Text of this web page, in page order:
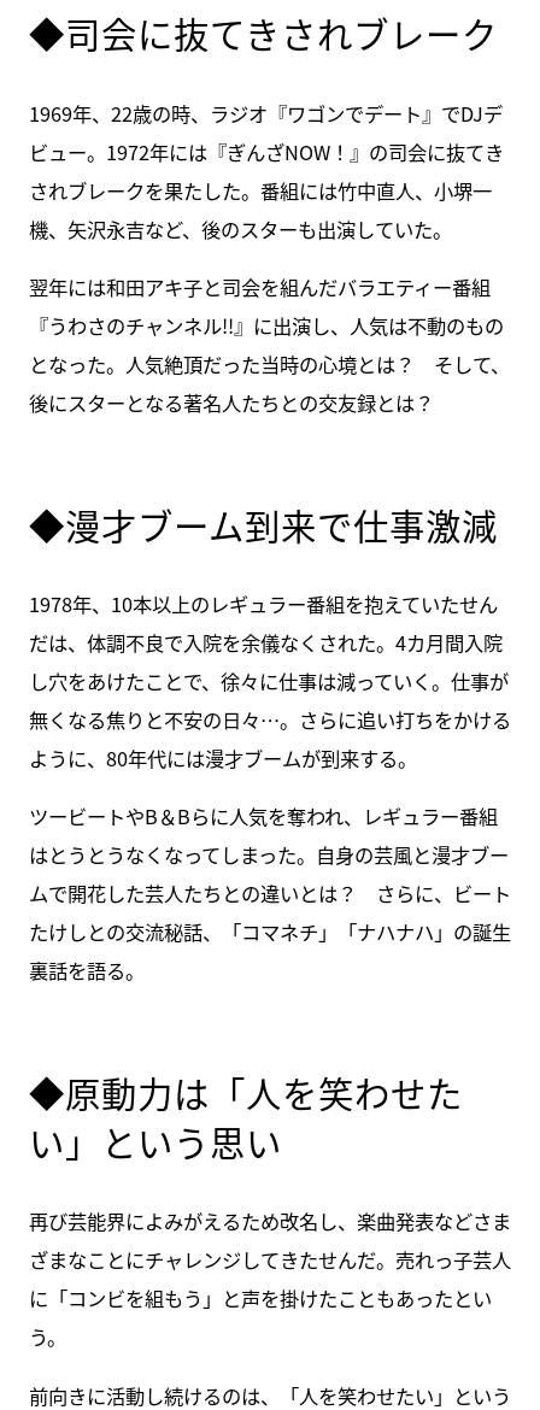
◆司会に抜てきされブレーク
1969年、22歳の時、ラジオ『ワゴンでデート』でDJデ
ビュー。1972年には『ぎんざNOW！』の司会に抜てき
されブレークを果たした。番組には竹中直人、小堺一
機、矢沢永吉など、後のスターも出演していた。
翌年には和田アキ子と司会を組んだバラエティー番組
『うわさのチャンネル!!』に出演し、人気は不動のもの
となった。人気絶頂だった当時の心境とは？ そして、
後にスターとなる著名人たちとの交友録とは？
◆漫才ブーム到来で仕事激減
1978年、10本以上のレギュラー番組を抱えていたせん
だは、体調不良で入院を余儀なくされた。4カ月間入院
し穴をあけたことで、徐々に仕事は減っていく。仕事が
無くなる焦りと不安の日々…。さらに追い打ちをかける
ように、80年代には漫才ブームが到来する。
ツービートやB＆Bらに人気を奪われ、レギュラー番組
はとうとうなくなってしまった。自身の芸風と漫才ブー
ムで開花した芸人たちとの違いとは？ さらに、ビート
たけしとの交流秘話、「コマネチ」「ナハナハ」の誕生
裏話を語る。
◆原動力は「人を笑わせた
い」という思い
再び芸能界によみがえるため改名し、楽曲発表などさま
ざまなことにチャレンジしてきたせんだ。売れっ子芸人
に「コンビを組もう」と声を掛けたこともあったとい
う。
前向きに活動し続けるのは、「人を笑わせたい」という